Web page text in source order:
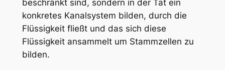
beschränkt sind, sondern in der Tat ein
konkretes Kanalsystem bilden, durch die
Flüssigkeit fließt und das sich diese
Flüssigkeit ansammelt um Stammzellen zu
bilden.